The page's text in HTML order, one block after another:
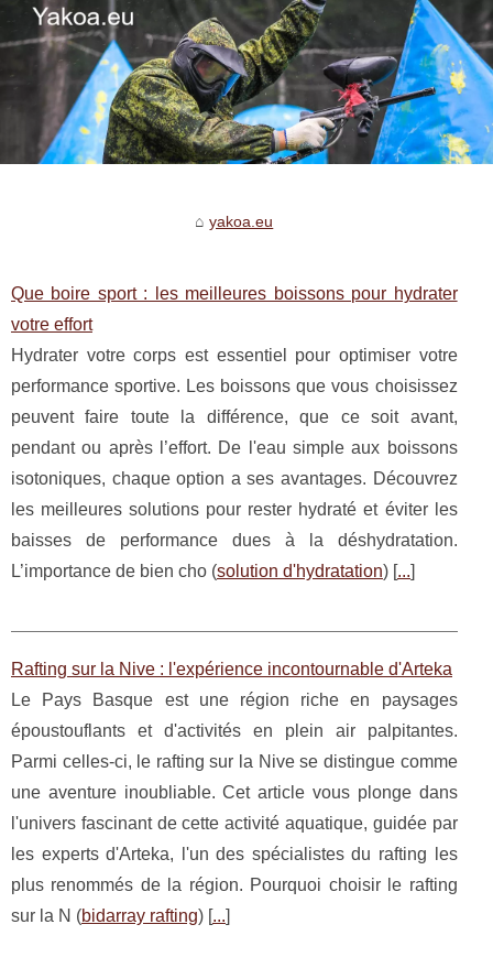
yakoa.eu
Que boire sport : les meilleures boissons pour hydrater
votre effort
Hydrater votre corps est essentiel pour optimiser votre
performance sportive. Les boissons que vous choisissez
peuvent faire toute la différence, que ce soit avant,
pendant ou après l’effort. De l'eau simple aux boissons
isotoniques, chaque option a ses avantages. Découvrez
les meilleures solutions pour rester hydraté et éviter les
baisses de performance dues à la déshydratation.
L’importance de bien cho (solution d'hydratation) [...]
Rafting sur la Nive : l'expérience incontournable d'Arteka
Le Pays Basque est une région riche en paysages
époustouflants et d'activités en plein air palpitantes.
Parmi celles-ci, le rafting sur la Nive se distingue comme
une aventure inoubliable. Cet article vous plonge dans
l'univers fascinant de cette activité aquatique, guidée par
les experts d'Arteka, l'un des spécialistes du rafting les
plus renommés de la région. Pourquoi choisir le rafting
sur la N (bidarray rafting) [...]